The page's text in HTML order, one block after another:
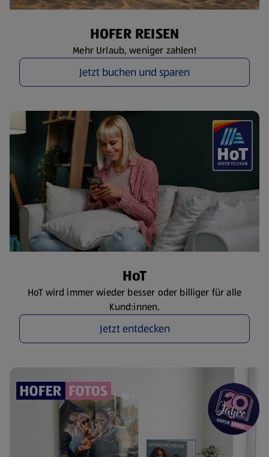
HOFER REISEN
Mehr Urlaub, weniger zahlen!
Jetzt buchen und sparen
HoT
HoT wird immer wieder besser oder billiger für alle
Kund:innen.
Jetzt entdecken